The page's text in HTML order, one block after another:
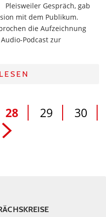
Pleisweiler Gespräch, gab
mit dem Publikum.
die Aufzeichnung
Podcast zur
28 29 30